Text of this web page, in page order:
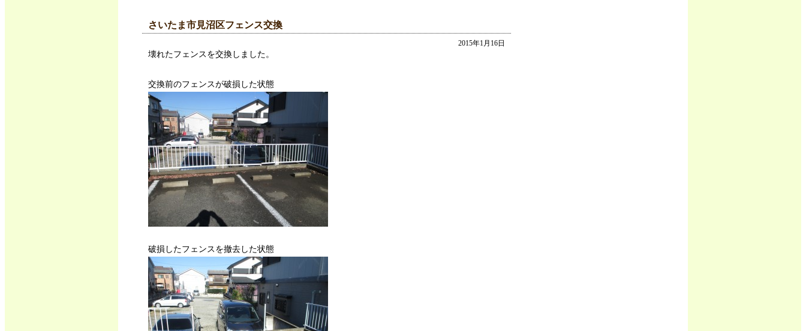
さいたま市見沼区フェンス交換
2015年1月16日
壊れたフェンスを交換しました。
交換前のフェンスが破損した状態
破損したフェンスを撤去した状態